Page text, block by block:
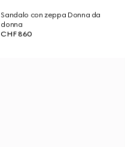
Sandalo con zeppa Donna da
donna
CHF 860